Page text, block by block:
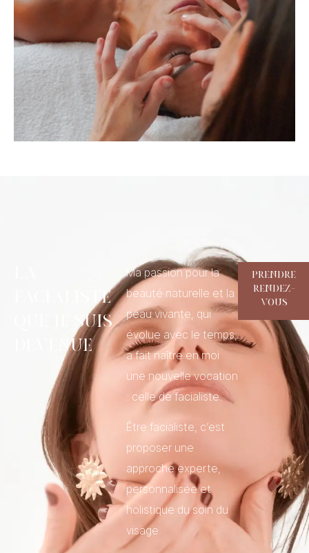
facialiste
que je suis
devenue
Ma passion pour la
beauté naturelle et la
peau vivante, qui
évolue avec le temps,
a fait naître en moi
une nouvelle vocation
: celle de facialiste.
Être facialiste, c’est
proposer une
approche experte,
personnalisée et
holistique du soin du
visage.
Prendre
rendez-
vous